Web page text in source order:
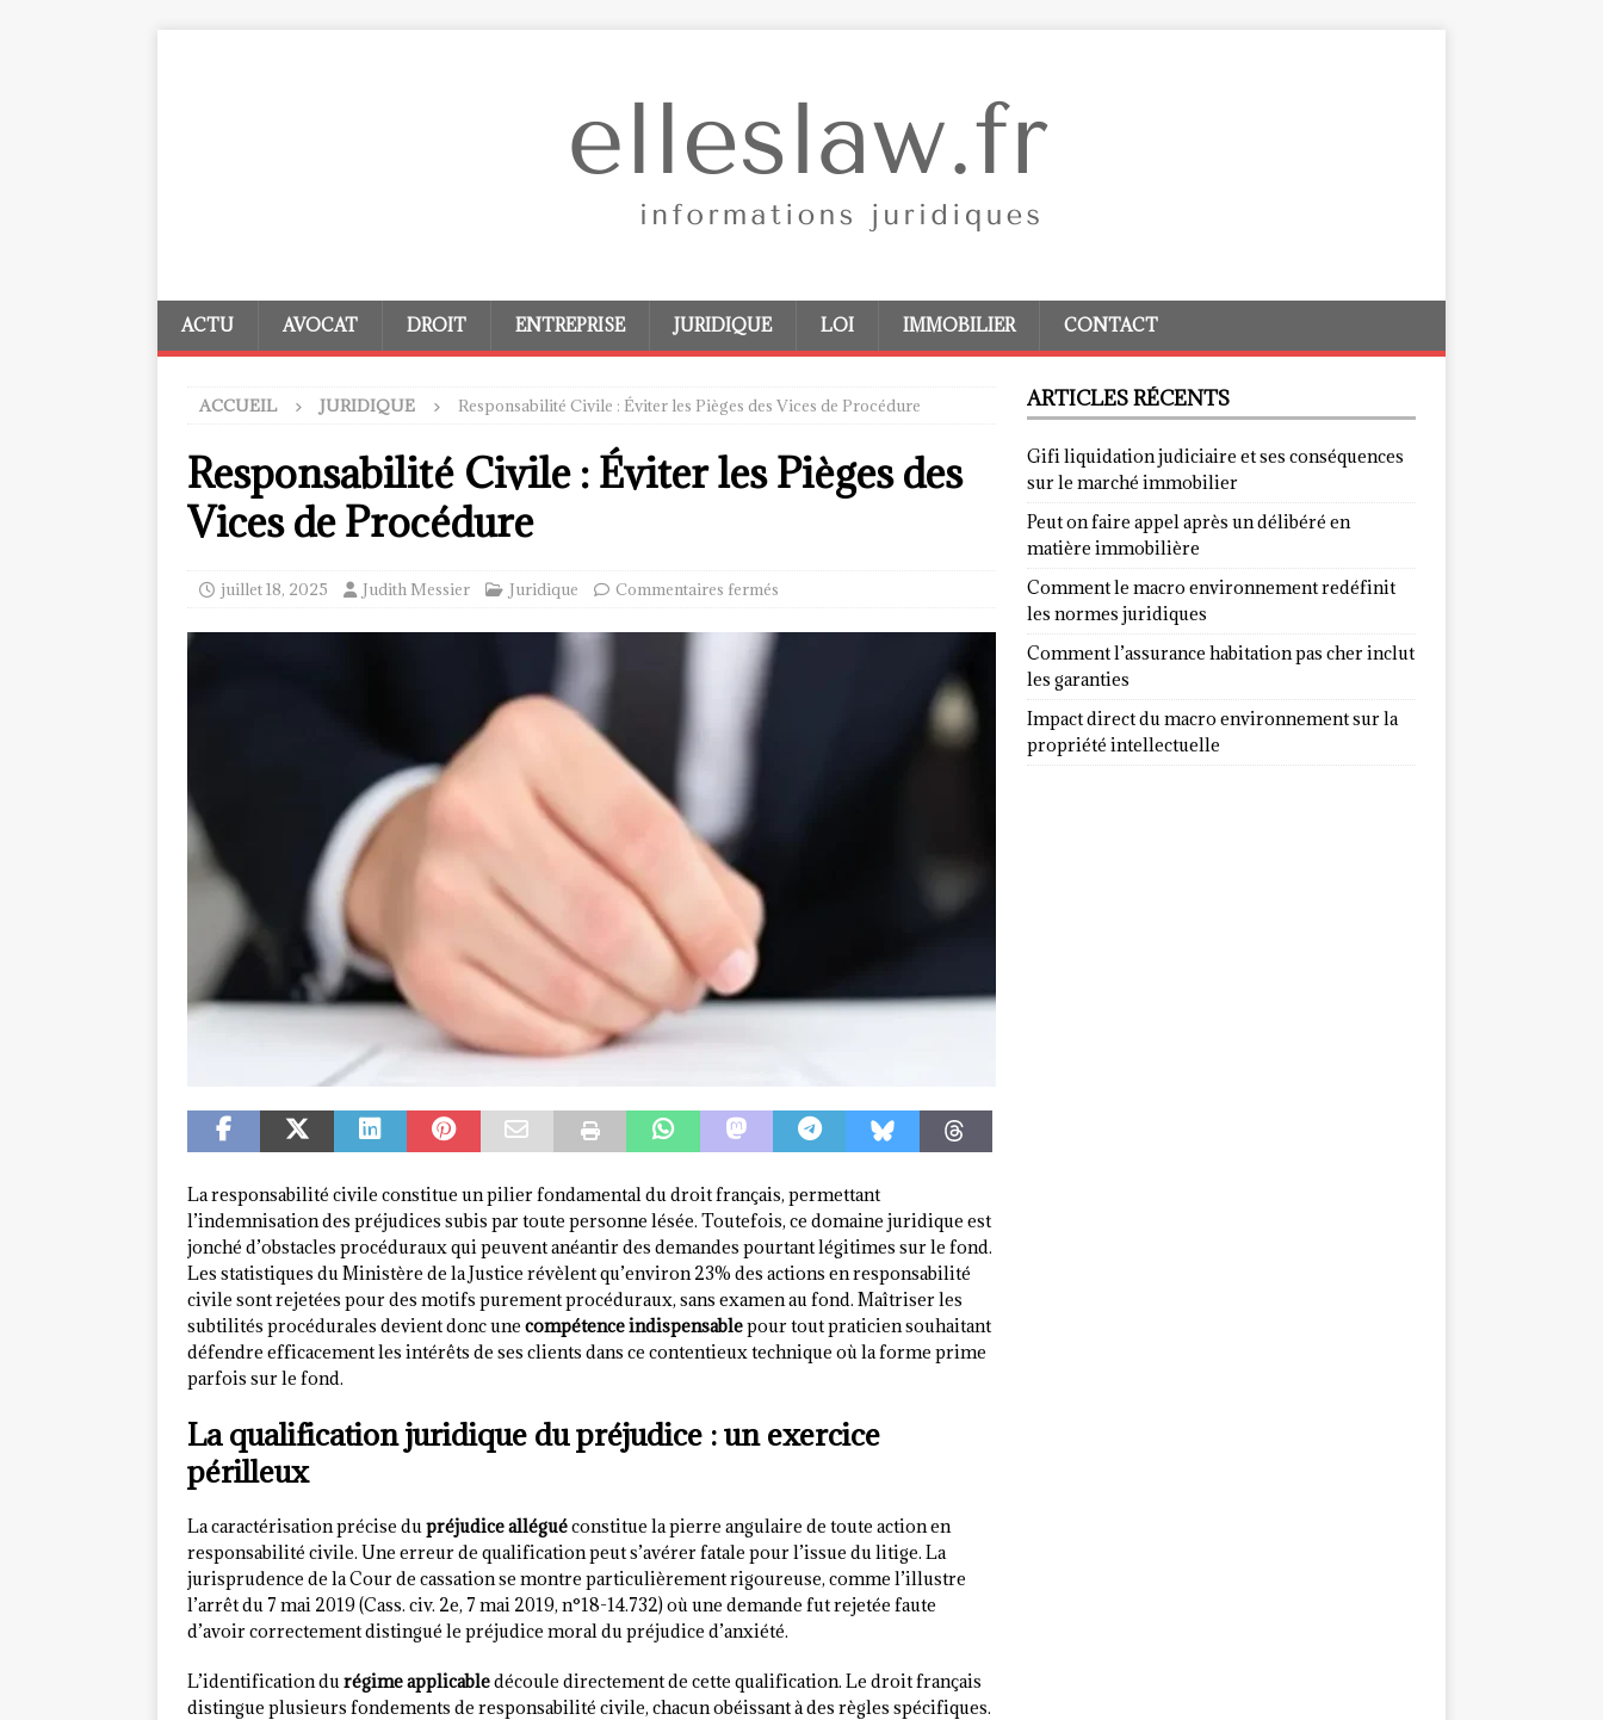
ACTU AVOCAT DROIT ENTREPRISE JURIDIQUE LOI IMMOBILIER CONTACT
ACCUEIL JURIDIQUE Responsabilité Civile : Éviter les Pièges des Vices de Procédure
Responsabilité Civile : Éviter les Pièges des
Vices de Procédure
juillet 18, 2025 Judith Messier Juridique Commentaires fermés
La responsabilité civile constitue un pilier fondamental du droit français, permettant
l’indemnisation des préjudices subis par toute personne lésée. Toutefois, ce domaine juridique est
jonché d’obstacles procéduraux qui peuvent anéantir des demandes pourtant légitimes sur le fond.
Les statistiques du Ministère de la Justice révèlent qu’environ 23% des actions en responsabilité
civile sont rejetées pour des motifs purement procéduraux, sans examen au fond. Maîtriser les
subtilités procédurales devient donc une compétence indispensablepour tout praticien souhaitant
défendre efficacement les intérêts de ses clients dans ce contentieux technique où la forme prime
parfois sur le fond.
La qualification juridique du préjudice : un exercice
périlleux
La caractérisation précise dupréjudice alléguéconstitue la pierre angulaire de toute action en
responsabilité civile. Une erreur de qualification peut s’avérer fatale pour l’issue du litige. La
jurisprudence de la Cour de cassation se montre particulièrement rigoureuse, comme l’illustre
l’arrêt du 7 mai 2019 (Cass. civ. 2e, 7 mai 2019, n°18-14.732) où une demande fut rejetée faute
d’avoir correctement distingué le préjudice moral du préjudice d’anxiété.
L’identification durégime applicabledécoule directement de cette qualification. Le droit français
distingue plusieurs fondements de responsabilité civile, chacun obéissant à des règles spécifiques.
ARTICLES RÉCENTS
Gifi liquidation judiciaire et ses conséquences
sur le marché immobilier
Peut on faire appel après un délibéré en
matière immobilière
Comment le macro environnement redéfinit
les normes juridiques
Comment l’assurance habitation pas cher inclut
les garanties
Impact direct du macro environnement sur la
propriété intellectuelle